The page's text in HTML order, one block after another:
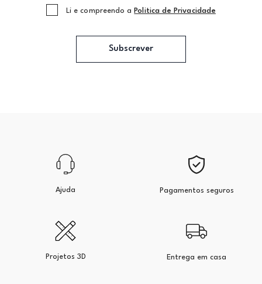
Li e compreendo a Politica de Privacidade
Subscrever
Ajuda Pagamentos seguros
Projetos 3D Entrega em casa